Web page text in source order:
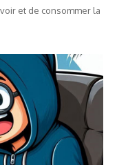
et de consommer la